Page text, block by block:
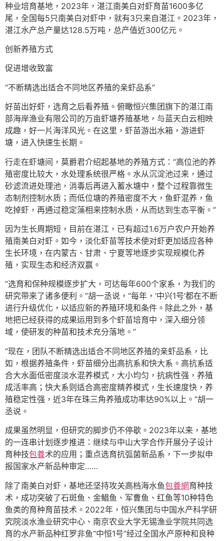
种业培育基地，2023年，湛江南美白对虾育苗1600多亿
尾，全国每5只南美白对虾中，就有3只来自湛江。2023年，
湛江水产总产量达128.5万吨，总产值近300亿元。
创新养殖方式
促进增收致富
“不断精选出适合不同地区养殖的亲虾品系”
好苗出好虾，选育之后看养殖。俯瞰恒兴集团旗下的湛江南
部海岸渔业有限公司的万亩虾塘养殖基地，与蓝天白云相映
成趣，好一片海洋风光。在这里，虾苗游出水箱，游进虾
塘，进入快速生长期。
行走在虾塘间，莫爵君介绍起基地的养殖方式：“高位池的养
殖密度比较大，水处理系统很严格。水从沉淀池过来，通过
砂滤流进处理池，消毒后再进入蓄水塘中，整个过程靠微生
态制剂控制水质；而低位塘的养殖密度不大，鱼虾混养，鱼
吃掉虾，再通过稳定藻相来控制水质，从而达到生态平衡。”
因为生长周期短，目前在湛江，已有超过1.6万户农户开始养
殖南美白对虾。如今，淡化虾苗等技术使对虾更加适应各种
生长环境，在内蒙古、甘肃、宁夏等地逐步实现规模化养
殖，实现生态和经济双赢。
“选育和保种规模逐步扩大，可达每年600个家系，为我们的
研究带来了诸多便利。”胡一丞说，“每年，‘中兴1号’都在不断
进行升级优化，以适应新的养殖环境和条件。除此之外，基
地把已经获得的成果运用到多个虾苗培育中，深入细分领
域，使研发的种苗和技术充分落地。”
“现在，团队不断精选出适合不同地区养殖的亲虾品系，比
如，根据养殖条件，虾苗细分出高抗系和快大系。高抗系适
合大水面低密度淡水混养模式，大小均匀，抗病性强，养殖
成活率高；快大系则适合高密度精养模式，生长速度快，养
殖稳定性强，近3年在珠三角养殖成功率达90%以上。”胡一
丞说。
成果虽然明显，但研究的脚步仍不停歇。2023年以来，基地
的一连串计划逐步推进：继续与中山大学合作开展分子设计
育种技包養术的应用；重点选育抗弧菌新品系，下一步拟申
报国家水产新品种审定……
除了南美白对虾，基地还坚持攻关高档海水鱼包養網育种技
术，成功突破了石斑鱼、金鲳鱼、军曹鱼、红鱼等10种特色
鱼类的育种育苗技术。2022年，恒兴集团与中国水产科学研
究院淡水渔业研究中心、南京农业大学无锡渔业学院共同选
育的水产新品种红罗非鱼“中恒1号”经过全国水产原种和良种